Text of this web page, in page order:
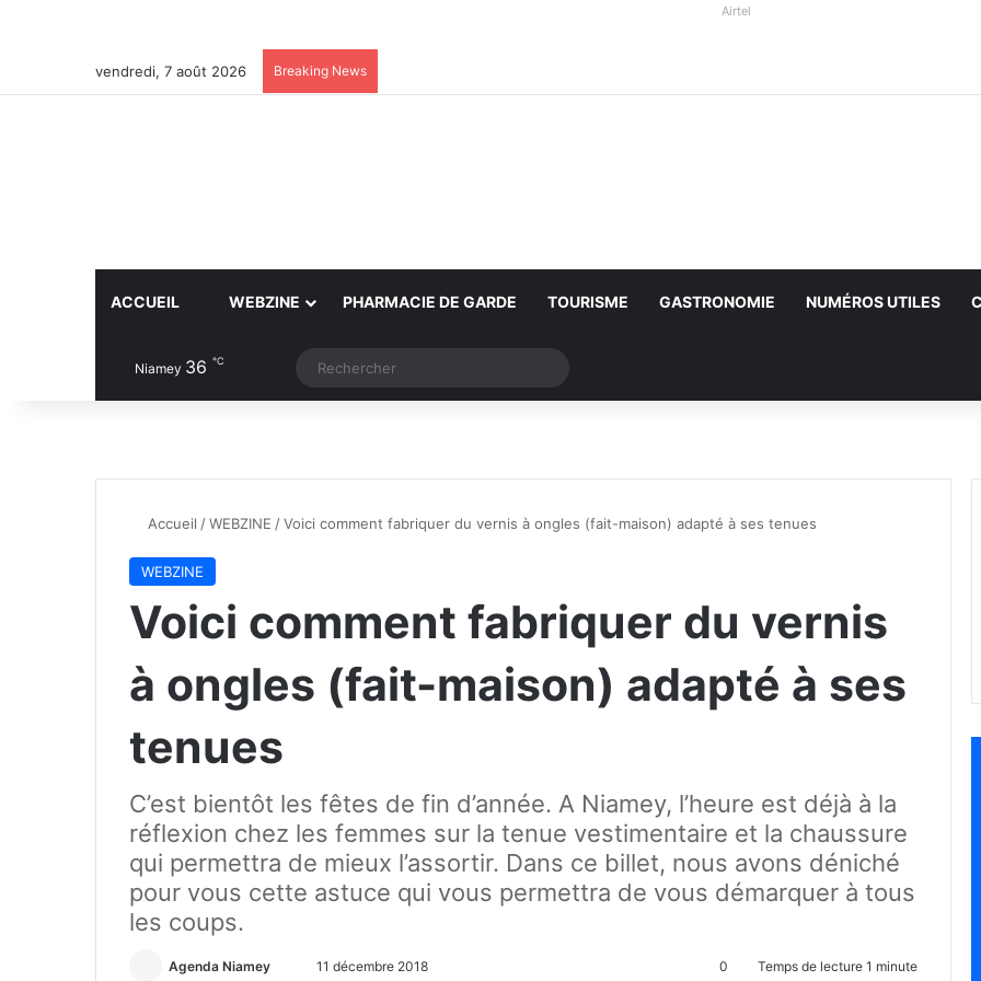
Airtel
vendredi, 7 août 2026 Breaking News
ACCUEIL WEBZINE PHARMACIE DE GARDE TOURISME GASTRONOMIE NUMÉROS UTILES
Niamey 36 ℃ Article Aléatoire
Switch skin
Accueil /WEBZINE /Voici comment fabriquer du vernis à ongles (fait-maison) adapté à ses tenues
WEBZINE
Voici comment fabriquer du vernis
à ongles (fait-maison) adapté à ses
tenues
C’est bientôt les fêtes de fin d’année. A Niamey, l’heure est déjà à la
réflexion chez les femmes sur la tenue vestimentaire et la chaussure
qui permettra de mieux l’assortir. Dans ce billet, nous avons déniché
pour vous cette astuce qui vous permettra de vous démarquer à tous
les coups.
Agenda Niamey 11 décembre 2018 0 Temps de lecture 1 minute